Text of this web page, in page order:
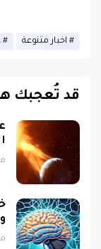
اخبار متنوعة
قد تُعجبك